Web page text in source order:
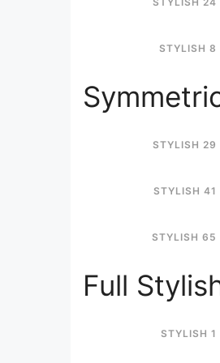
Stylish 8
Stylish 29
Stylish 41
Stylish 65
Full
Stylish 1